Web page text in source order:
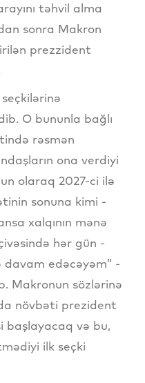
təhvil alma
sonra Makron
prezzident
O bununla bağlı
rəsmən
ona verdiyi
olaraq 2027-ci ilə
sonuna kimi -
xalqının mənə
hər gün -
davam edəcəyəm” -
Makronun sözlərinə
növbəti prezident
başlayacaq və bu,
ilk seçki